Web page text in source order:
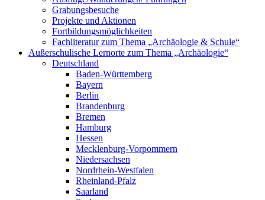
Grabungsbesuche
Projekte und Aktionen
Fortbildungsmöglichkeiten
Fachliteratur zum Thema „Archäologie & Schule“
Außerschulische Lernorte zum Thema „Archäologie“
Deutschland
Baden-Württemberg
Bayern
Berlin
Brandenburg
Bremen
Hamburg
Hessen
Mecklenburg-Vorpommern
Niedersachsen
Nordrhein-Westfalen
Rheinland-Pfalz
Saarland